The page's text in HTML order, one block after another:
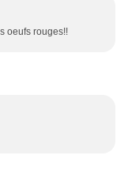
oeufs rouges!!